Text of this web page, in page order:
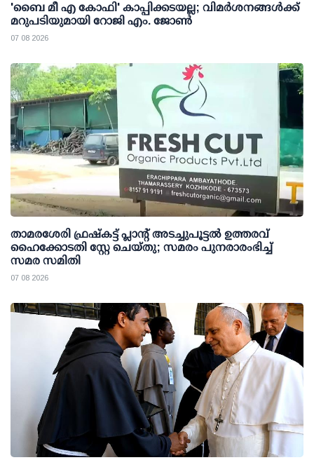
'ബൈ മീ എ കോഫി' കാപ്പിക്കടയല്ല; വിമര്‍ശനങ്ങള്‍ക്ക്
മറുപടിയുമായി റോജി എം. ജോണ്‍
07 08 2026
താമരശേരി ഫ്രഷ്കട്ട് പ്ലാന്റ് അടച്ചുപൂട്ടൽ ഉത്തരവ്
ഹൈക്കോടതി സ്റ്റേ ചെയ്തു; സമരം പുനരാരംഭിച്ച്
സമര സമിതി
07 08 2026